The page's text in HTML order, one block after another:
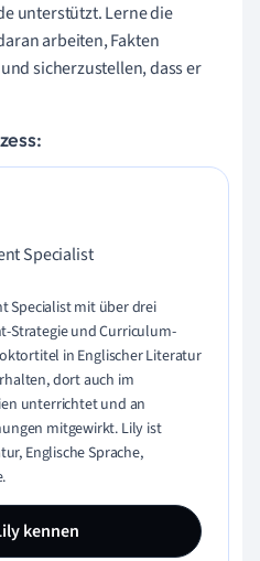
unterstützt. Lerne die
arbeiten, Fakten
sicherzustellen, dass er
Specialist
Specialist mit über drei
Strategie und Curriculum-
in Englischer Literatur
dort auch im
unterrichtet und an
mitgewirkt. Lily ist
Englische Sprache,
kennen